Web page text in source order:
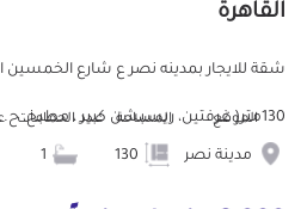
القاهرة
شقة للايجار بمدينه نصر ع شارع الخمسين
130متر( غرفتين، ريسبشن كبير ، مطبخ، ح... الموقع
مدينة نصر
المساحة عدد الحمامات